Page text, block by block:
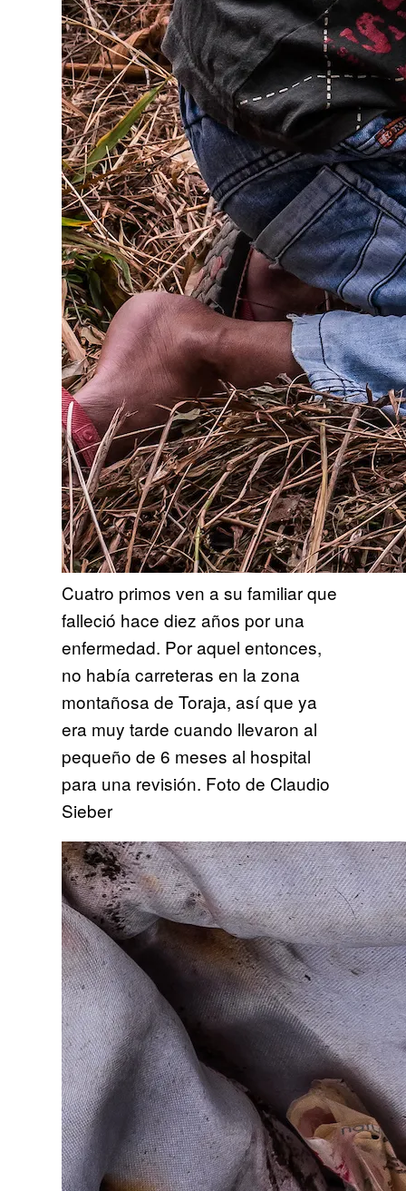
Cuatro primos ven a su familiar que
falleció hace diez años por una
enfermedad. Por aquel entonces,
no había carreteras en la zona
montañosa de Toraja, así que ya
era muy tarde cuando llevaron al
pequeño de 6 meses al hospital
para una revisión. Foto de Claudio
Sieber